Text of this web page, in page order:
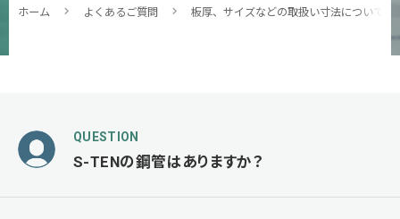
ホーム よくあるご質問 板厚、サイズなどの取扱い寸法について
QUESTION
S-TENの鋼管はありますか？